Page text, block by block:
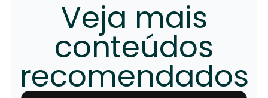
Veja mais
conteúdos
recomendados